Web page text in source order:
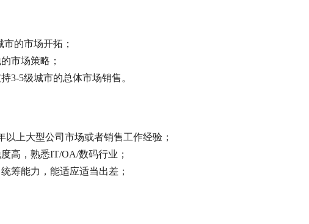
的市场开拓；
市场策略；
3-5级城市的总体市场销售。
以上大型公司市场或者销售工作经验；
高，熟悉IT/OA/数码行业；
筹能力，能适应适当出差；